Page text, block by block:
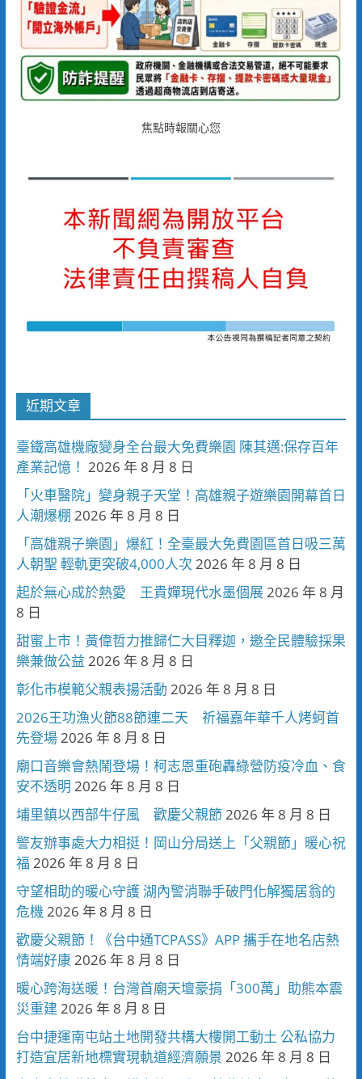
焦點時報關心您
近期文章
臺鐵高雄機廠變身全台最大免費樂園 陳其邁:保存百年
產業記憶！ 2026 年 8 月 8 日
「火車醫院」變身親子天堂！高雄親子遊樂園開幕首日
人潮爆棚 2026 年 8 月 8 日
「高雄親子樂園」爆紅！全臺最大免費園區首日吸三萬
人朝聖 輕軌更突破4,000人次 2026 年 8 月 8 日
起於無心成於熱愛 王貴嬋現代水墨個展2026 年 8 月
8 日
甜蜜上市！黃偉哲力推歸仁大目釋迦，邀全民體驗採果
樂兼做公益 2026 年 8 月 8 日
彰化市模範父親表揚活動 2026 年 8 月 8 日
2026王功漁火節88節連二天 祈福嘉年華千人烤蚵首
先登場2026 年 8 月 8 日
廟口音樂會熱鬧登場！柯志恩重砲轟綠營防疫冷血、食
安不透明 2026 年 8 月 8 日
埔里鎮以西部牛仔風 歡慶父親節2026 年 8 月 8 日
警友辦事處大力相挺！岡山分局送上「父親節」暖心祝
福 2026 年 8 月 8 日
守望相助的暖心守護 湖內警消聯手破門化解獨居翁的
危機2026 年 8 月 8 日
歡慶父親節！《台中通TCPASS》APP 攜手在地名店熱
情端好康2026 年 8 月 8 日
暖心跨海送暖！台灣首廟天壇豪捐「300萬」助熊本震
災重建 2026 年 8 月 8 日
台中捷運南屯站土地開發共構大樓開工動土 公私協力
打造宜居新地標實現軌道經濟願景 2026 年 8 月 8 日